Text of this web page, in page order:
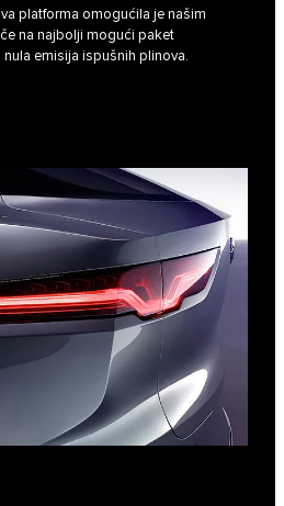
platforma omogućila je našim
na najbolji mogući paket
emisija ispušnih plinova.